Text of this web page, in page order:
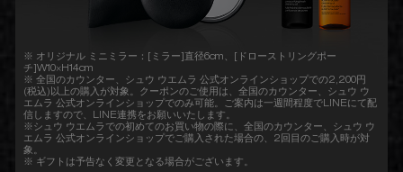
※ オリジナル ミニミラー：[ミラー]直径6cm、[ドローストリングポー
チ]W10×H14cm
※ 全国のカウンター、シュウ ウエムラ 公式オンラインショップでの2,200円
(税込)以上の購入が対象。クーポンのご使用は、全国のカウンター、シュウ ウ
エムラ 公式オンラインショップでのみ可能。ご案内は一週間程度でLINEにて配
信しますので、LINE連携をお願いいたします。
※シュウ ウエムラでの初めてのお買い物の際に、全国のカウンター、シュウ ウ
エムラ 公式オンラインショップでご購入された場合の、2回目のご購入時が対
象。
※ ギフトは予告なく変更となる場合がございます。